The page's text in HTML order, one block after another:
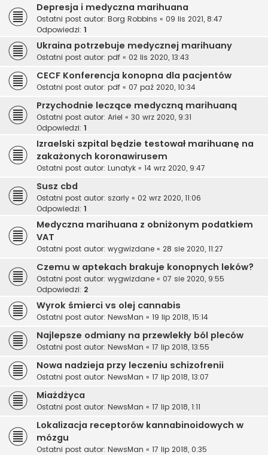
Depresja i medyczna marihuana
Ostatni post autor: Borg Robbins « 09 lis 2021, 8:47
Odpowiedzi: 1
Ukraina potrzebuje medycznej marihuany
Ostatni post autor: pdf « 02 lis 2020, 13:43
CECF Konferencja konopna dla pacjentów
Ostatni post autor: pdf « 07 paź 2020, 10:34
Przychodnie leczące medyczną marihuaną
Ostatni post autor: Ariel « 30 wrz 2020, 9:31
Odpowiedzi: 1
Izraelski szpital będzie testował marihuanę na
zakażonych koronawirusem
Ostatni post autor: Lunatyk « 14 wrz 2020, 9:47
Susz cbd
Ostatni post autor: szarly « 02 wrz 2020, 11:06
Odpowiedzi: 1
Medyczna marihuana z obniżonym podatkiem
VAT
Ostatni post autor: wygwizdane « 28 sie 2020, 11:27
Czemu w aptekach brakuje konopnych leków?
Ostatni post autor: wygwizdane « 07 sie 2020, 9:55
Odpowiedzi: 2
Wyrok śmierci vs olej cannabis
Ostatni post autor: NewsMan « 19 lip 2018, 15:14
Najlepsze odmiany na przewlekły ból pleców
Ostatni post autor: NewsMan « 17 lip 2018, 13:55
Nowa nadzieja przy leczeniu schizofrenii
Ostatni post autor: NewsMan « 17 lip 2018, 13:07
Miażdżyca
Ostatni post autor: NewsMan « 17 lip 2018, 1:11
Lokalizacja receptorów kannabinoidowych w
mózgu
Ostatni post autor: NewsMan « 17 lip 2018, 0:35